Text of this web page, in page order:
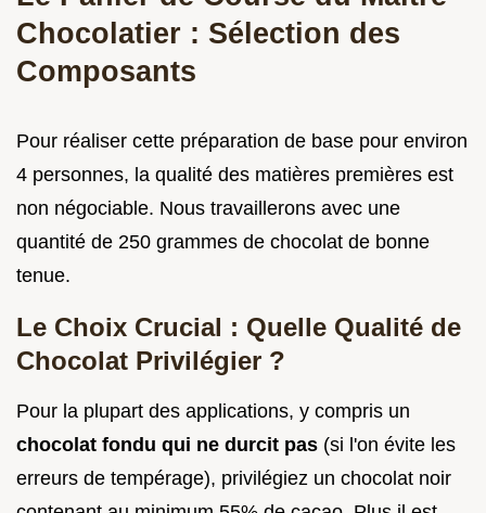
Chocolatier : Sélection des
Composants
Pour réaliser cette préparation de base pour environ
4 personnes, la qualité des matières premières est
non négociable. Nous travaillerons avec une
quantité de 250 grammes de chocolat de bonne
tenue.
Le Choix Crucial : Quelle Qualité de
Chocolat Privilégier ?
Pour la plupart des applications, y compris un
chocolat fondu qui ne durcit pas (si l'on évite les
erreurs de tempérage), privilégiez un chocolat noir